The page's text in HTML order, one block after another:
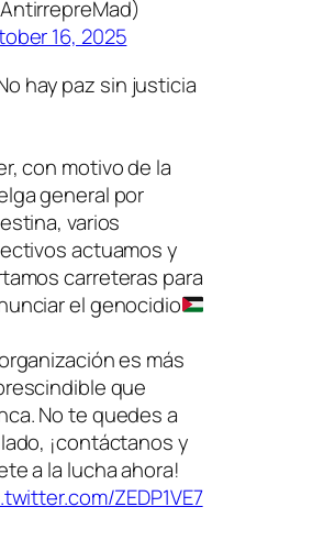
16, 2025
hay paz sin justicia
con motivo de la
general por
varios
actuamos y
carreteras para
el genocidio
es más
que
No te quedes a
¡contáctanos y
a la lucha ahora!
ZEDP1VE7